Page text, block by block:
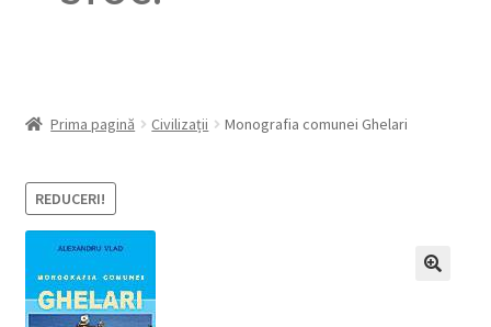
Prima pagină Civilizații Monografia comunei Ghelari
REDUCERI!